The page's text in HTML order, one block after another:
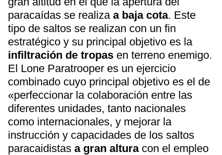
paracaídas se realiza a baja cota. Este
tipo de saltos se realizan con un fin
estratégico y su principal objetivo es la
infiltración de tropas en terreno enemigo.
El Lone Paratrooper es un ejercicio
combinado cuyo principal objetivo es el de
«perfeccionar la colaboración entre las
diferentes unidades, tanto nacionales
como internacionales, y mejorar la
instrucción y capacidades de los saltos
paracaidistas a gran alturacon el empleo